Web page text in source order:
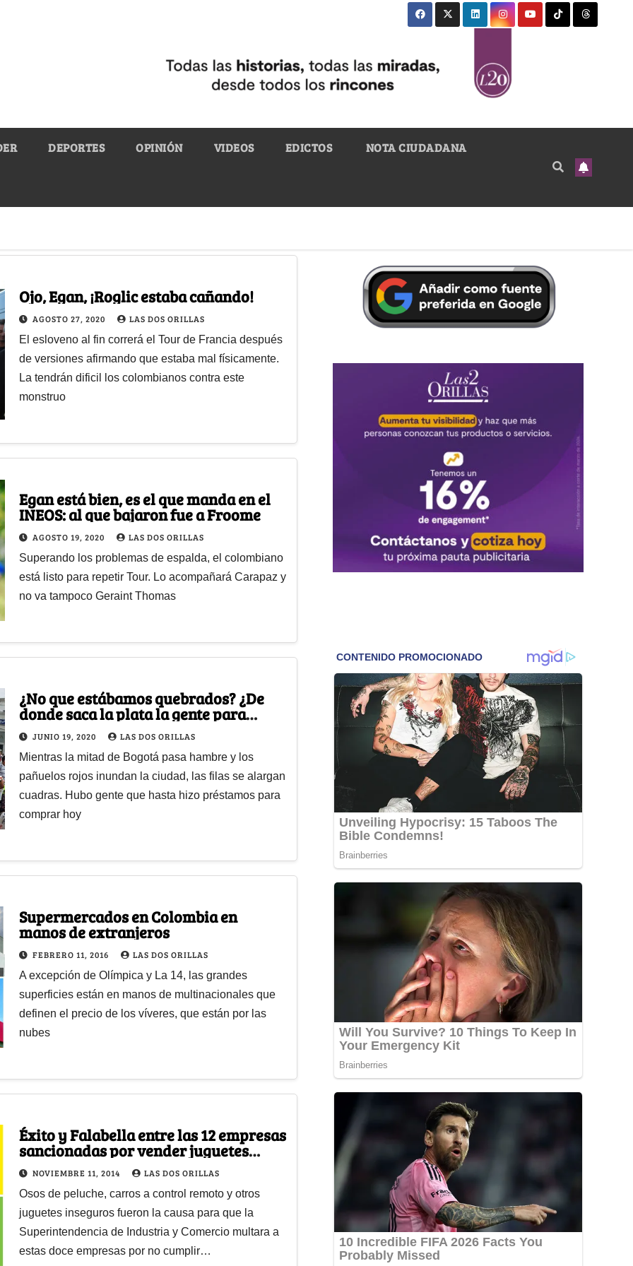
DEPORTES OPINIÓN VIDEOS EDICTOS NOTA CIUDADANA
Ojo, Egan, ¡Roglic estaba cañando!
AGOSTO 27, 2020 LAS DOS ORILLAS
El esloveno al fin correrá el Tour de Francia después
de versiones afirmando que estaba mal físicamente.
La tendrán dificil los colombianos contra este
monstruo
Egan está bien, es el que manda en el
INEOS: al que bajaron fue a Froome
AGOSTO 19, 2020 LAS DOS ORILLAS
Superando los problemas de espalda, el colombiano
está listo para repetir Tour. Lo acompañará Carapaz y
no va tampoco Geraint Thomas
¿No que estábamos quebrados? ¿De
donde saca la plata la gente para
comprar cosas que no necesita?
JUNIO 19, 2020 LAS DOS ORILLAS
Mientras la mitad de Bogotá pasa hambre y los
pañuelos rojos inundan la ciudad, las filas se alargan
cuadras. Hubo gente que hasta hizo préstamos para
comprar hoy
Supermercados en Colombia en
manos de extranjeros
FEBRERO 11, 2016 LAS DOS ORILLAS
A excepción de Olímpica y La 14, las grandes
superficies están en manos de multinacionales que
definen el precio de los víveres, que están por las
nubes
Éxito y Falabella entre las 12 empresas
sancionadas por vender juguetes
peligrosos
NOVIEMBRE 11, 2014 LAS DOS ORILLAS
Osos de peluche, carros a control remoto y otros
juguetes inseguros fueron la causa para que la
Superintendencia de Industria y Comercio multara a
estas doce empresas por no cumplir…